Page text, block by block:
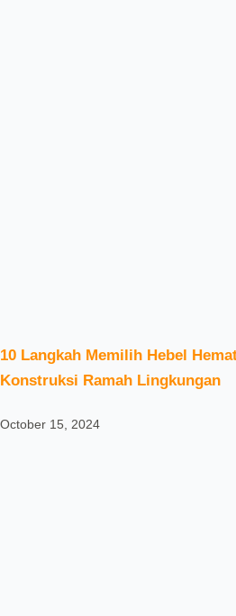
10 Langkah Memilih Hebel
Konstruksi Ramah Lingkungan
October 15, 2024